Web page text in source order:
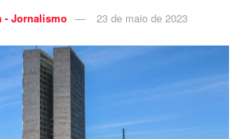
- Jornalismo 23 de maio de 2023